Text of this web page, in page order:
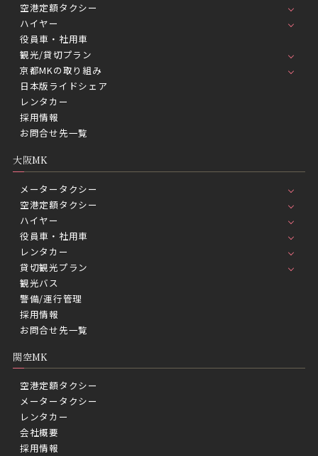
空港定額タクシー
ハイヤー
役員車・社用車
観光/貸切プラン
京都MKの取り組み
日本版ライドシェア
レンタカー
採用情報
お問合せ先一覧
大阪MK
メータータクシー
空港定額タクシー
ハイヤー
役員車・社用車
レンタカー
貸切観光プラン
観光バス
警備/運行管理
採用情報
お問合せ先一覧
関空MK
空港定額タクシー
メータータクシー
レンタカー
会社概要
採用情報